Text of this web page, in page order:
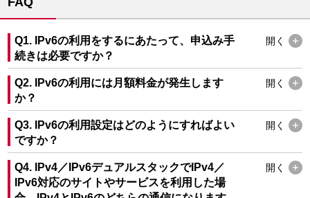
Q1. IPv6の利用をするにあたって、申込み手
続きは必要ですか？
開く
Q2. IPv6の利用には月額料金が発生します
か？
開く
Q3. IPv6の利用設定はどのようにすればよい
ですか？
開く
Q4. IPv4／IPv6デュアルスタックでIPv4／
IPv6対応のサイトやサービスを利用した場
開く